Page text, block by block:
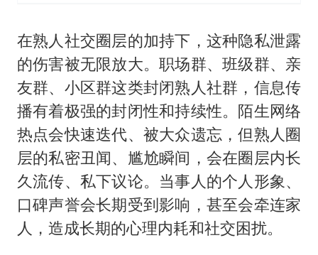
在熟人社交圈层的加持下，这种隐私泄露
的伤害被无限放大。职场群、班级群、亲
友群、小区群这类封闭熟人社群，信息传
播有着极强的封闭性和持续性。陌生网络
热点会快速迭代、被大众遗忘，但熟人圈
层的私密丑闻、尴尬瞬间，会在圈层内长
久流传、私下议论。当事人的个人形象、
口碑声誉会长期受到影响，甚至会牵连家
人，造成长期的心理内耗和社交困扰。